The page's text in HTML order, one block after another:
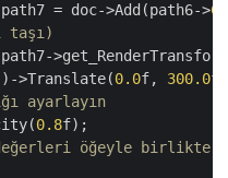
= doc->Add(path6->
taşı)
>Translate(0.0f, 300.0
ayarlayın
0.8
öğeyle birlikte